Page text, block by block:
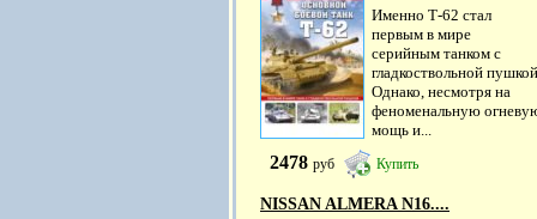
Именно Т-62 стал
первым в мире
серийным танком с
гладкоствольной
Однако, несмотря на
феноменальную
мощь и...
2478 руб Купить
NISSAN ALMERA N16....